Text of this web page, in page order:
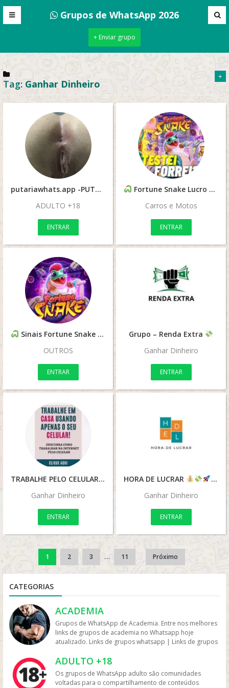
Grupos de WhatsApp 2026
+ Enviar grupo
Tag: Ganhar Dinheiro
+
putariawhats.app -PUTARIA WHATSAPP 2025
ADULTO +18
ENTRAR
Fortune Snake Lucro Rápido – Sinais
Carros e Motos
ENTRAR
Sinais Fortune Snake
Oficial
OUTROS
ENTRAR
Grupo – Renda Extra
Ganhar Dinheiro
ENTRAR
TRABALHE PELO CELULAR
Ganhar Dinheiro
ENTRAR
HORA DE LUCRAR
Ganhar Dinheiro
ENTRAR
1 2 3 … 11 Próximo
CATEGORIAS
ACADEMIA
Grupos de WhatsApp de Academia. Entre nos melhores
links de grupos de academia no Whatsapp hoje
atualizado. Links de grupos whatsapp | Links de grupos
de Whatsapp – Link Grupo Whatsapp. Só os melhores
links de grupos do Whatsapp entre agora porque os
links podem expirar. Mas antes compartilhe os grupos
ADULTO +18
Os grupos de WhatsApp adulto são comunidades
voltadas para o compartilhamento de conteúdos